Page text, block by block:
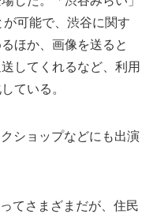
可能で、渋谷に関す
ほか、画像を送ると
してくれるなど、利用
ている。
ショップなどにも出演
てさまざまだが、住民